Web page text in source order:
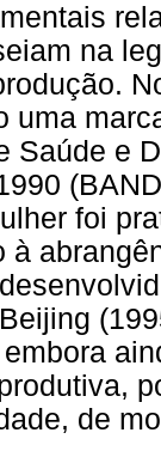
na
uma
Saúde e
foi
à
de